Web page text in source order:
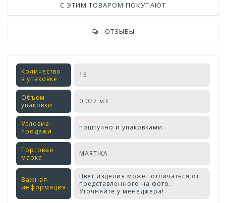
С ЭТИМ ТОВАРОМ ПОКУПАЮТ
ОТЗЫВЫ
Количество
в упаковке
15
Объем
упаковки
0,027 м3
Условие
продажи
поштучно и упаковками
Торговая
марка
MARTIKA
Важная
информация
Цвет изделия может отличаться от
представленного на фото.
Уточняйте у менеджера!